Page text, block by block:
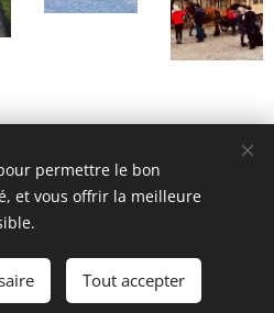
- L'Atelier gourmand
.Tous droits réservés.
permettre le bon
et vous offrir la meilleure
Tout accepter